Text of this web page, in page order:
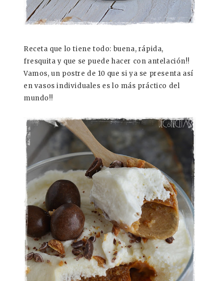
Receta que lo tiene todo: buena, rápida,
fresquita y que se puede hacer con antelación!!
Vamos, un postre de 10 que si ya se presenta así
en vasos individuales es lo más práctico del
mundo!!